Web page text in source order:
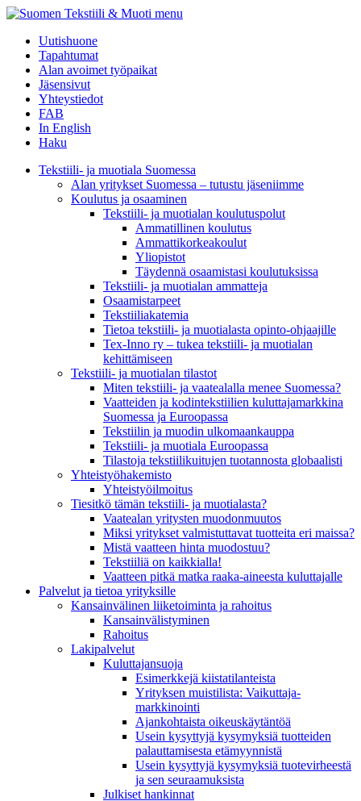
menu
Uutishuone
Tapahtumat
Alan avoimet työpaikat
Jäsensivut
Yhteystiedot
FAB
In English
Haku
Tekstiili- ja muotiala Suomessa
Alan yritykset Suomessa – tutustu jäseniimme
Koulutus ja osaaminen
Tekstiili- ja muotialan koulutuspolut
Ammatillinen koulutus
Ammattikorkeakoulut
Yliopistot
Täydennä osaamistasi koulutuksissa
Tekstiili- ja muotialan ammatteja
Osaamistarpeet
Tekstiiliakatemia
Tietoa tekstiili- ja muotialasta opinto-ohjaajille
Tex-Inno ry – tukea tekstiili- ja muotialan
kehittämiseen
Tekstiili- ja muotialan tilastot
Miten tekstiili- ja vaatealalla menee Suomessa?
Vaatteiden ja kodintekstiilien kuluttajamarkkina
Suomessa ja Euroopassa
Tekstiilin ja muodin ulkomaankauppa
Tekstiili- ja muotiala Euroopassa
Tilastoja tekstiilikuitujen tuotannosta globaalisti
Yhteistyö­hakemisto
Yhteistyöilmoitus
Tiesitkö tämän tekstiili- ja muotialasta?
Vaatealan yritysten muodonmuutos
Miksi yritykset valmistuttavat tuotteita eri maissa?
Mistä vaatteen hinta muodostuu?
Tekstiiliä on kaikkialla!
Vaatteen pitkä matka raaka-aineesta kuluttajalle
Palvelut ja tietoa yrityksille
Kansainvälinen liiketoiminta ja rahoitus
Kansain­välistyminen
Rahoitus
Lakipalvelut
Kuluttajansuoja
Esimerkkejä kiistatilanteista
Yrityksen muistilista: Vaikuttaja­
markkinointi
Ajankohtaista oikeuskäytäntöä
Usein kysyttyjä kysymyksiä tuotteiden
palauttamisesta etämyynnistä
Usein kysyttyjä kysymyksiä tuotevirheestä
ja sen seuraamuksista
Julkiset hankinnat